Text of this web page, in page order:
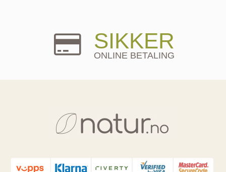
SIKKER
ONLINE BETALING